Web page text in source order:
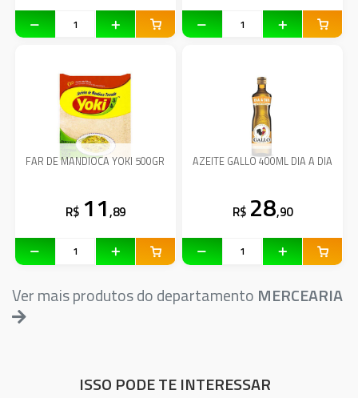
FAR DE MANDIOCA YOKI 500GR
R$ 11,89
AZEITE GALLO 400ML DIA A DIA
R$ 28,90
Ver mais produtos do departamento MERCEARIA
ISSO PODE TE INTERESSAR